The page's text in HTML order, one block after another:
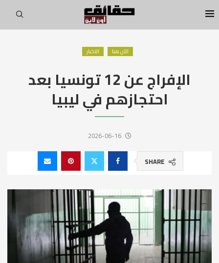
الآن هنا الاخبار
الإفراج عن 12 تونسيا بعد
احتجازهم في ليبيا
2026-06-16
SHARE